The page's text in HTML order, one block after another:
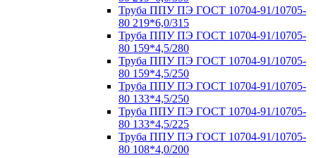
Труба ППУ ПЭ ГОСТ 10704-91/10705-
80 219*6,0/315
Труба ППУ ПЭ ГОСТ 10704-91/10705-
80 159*4,5/280
Труба ППУ ПЭ ГОСТ 10704-91/10705-
80 159*4,5/250
Труба ППУ ПЭ ГОСТ 10704-91/10705-
80 133*4,5/250
Труба ППУ ПЭ ГОСТ 10704-91/10705-
80 133*4,5/225
Труба ППУ ПЭ ГОСТ 10704-91/10705-
80 108*4,0/200